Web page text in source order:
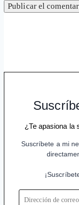
¿Te apasiona la
Suscríbete a mi